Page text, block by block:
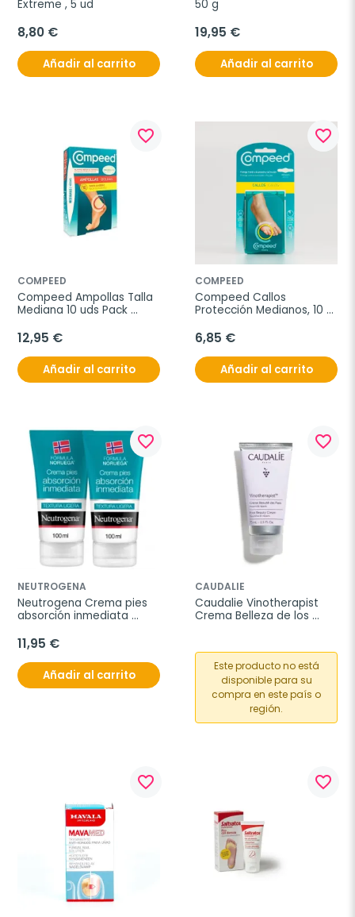
Extreme , 5 ud
8,80 €
Añadir al carrito
50 g
19,95 €
Añadir al carrito
favorite_border
COMPEED
Compeed Ampollas Talla
Mediana 10 uds Pack
12,95 €
Añadir al carrito
favorite_border
COMPEED
Compeed Callos
Protección Medianos, 10
6,85 €
Añadir al carrito
favorite_border
NEUTROGENA
Neutrogena Crema pies
absorción inmediata
11,95 €
Añadir al carrito
favorite_border
CAUDALIE
Caudalie Vinotherapist
Crema Belleza de los
Este producto no está
disponible para su
compra en este país o
región.
favorite_border favorite_border